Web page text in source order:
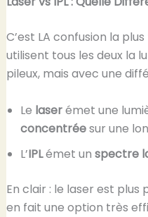
C’est LA confusion la
utilisent tous les deux la
pileux, mais avec une
Le laserémet une
concentréesur une
L’IPLémet un spectre
En clair : le laser est plus
en fait une option très